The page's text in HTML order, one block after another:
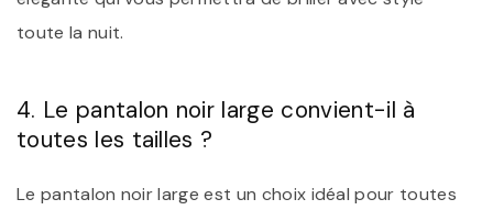
toute la nuit.
4. Le pantalon noir large convient-il à
toutes les tailles ?
Le pantalon noir large est un choix idéal pour toutes